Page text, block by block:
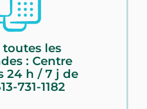
les
: Centre
24 h / 7 j de
731-1182